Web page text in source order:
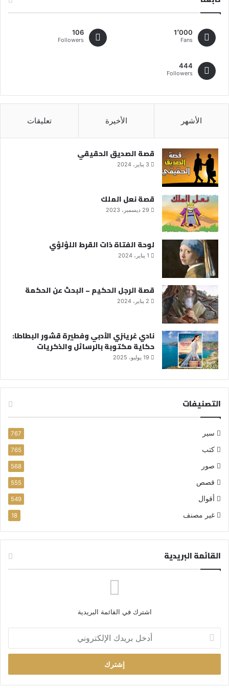
1٬000
Fans
106
Followers
444
Followers
الأشهر الأخيرة تعليقات
قصة الصديق الحقيقي
3 يناير، 2024
قصة نعل الملك
29 ديسمبر، 2023
لوحة الفتاة ذات القرط اللؤلؤي
1 يناير، 2024
قصة الرجل الحكيم – البحث عن الحكمة
2 يناير، 2024
نادي غرينزي الأدبي وفطيرة قشور البطاطا:
حكاية مكتوبة بالرسائل والذكريات
19 يوليو، 2025
التصنيفات
سير 767
كتب 765
صور 568
قصص 555
أقوال 549
غير مصنف 18
القائمة البريدية
اشترك في القائمة البريدية
خ
ب